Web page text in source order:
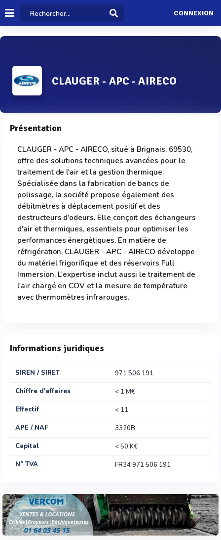
CONNEXION
CLAUGER - APC - AIRECO
Présentation
CLAUGER - APC - AIRECO, situé à Brignais, 69530,
offre des solutions techniques avancées pour le
traitement de l'air et la gestion thermique.
Spécialisée dans la fabrication de bancs de
polissage, la société propose également des
débitmètres à déplacement positif et des
destructeurs d'odeurs. Elle conçoit des échangeurs
d'air et thermiques, essentiels pour optimiser les
performances énergétiques. En matière de
réfrigération, CLAUGER - APC - AIRECO développe
du matériel frigorifique et des réservoirs Full
Immersion. L'expertise inclut aussi le traitement de
l'air chargé en COV et la mesure de température
avec thermomètres infrarouges.
Informations juridiques
SIREN / SIRET
971 506 191
Chiffre d'affaires
< 1 M€
Effectif
< 11
APE / NAF
3320B
Capital
< 50 K€
N° TVA
FR34 971 506 191